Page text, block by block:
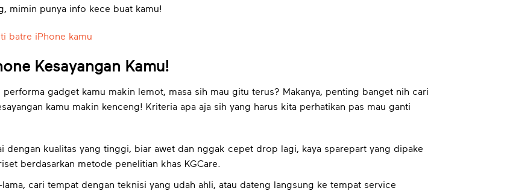
mimin punya info kece buat kamu!
batre iPhone kamu
Kesayangan Kamu!
gadget kamu makin lemot, masa sih mau gitu terus? Makanya, penting banget nih cari
kamu makin kenceng! Kriteria apa aja sih yang harus kita perhatikan pas mau ganti
dengan kualitas yang tinggi, biar awet dan nggak cepet drop lagi, kaya sparepart yang dipake
berdasarkan metode penelitian khas KGCare.
cari tempat dengan teknisi yang udah ahli, atau dateng langsung ke tempat service